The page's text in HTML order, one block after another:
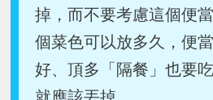
掉，而不要考慮這個便
個菜色可以放多久，便
好、頂多「隔餐」也要